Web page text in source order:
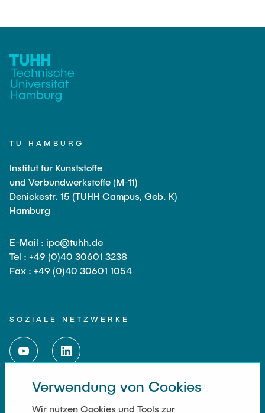
TU HAMBURG
Institut für Kunststoffe
und Verbundwerkstoffe (M-11)
Denickestr. 15 (TUHH Campus, Geb. K)
Hamburg
E-Mail : ipc@tuhh.de
Tel : +49 (0)40 30601 3238
Fax : +49 (0)40 30601 1054
SOZIALE NETZWERKE
WEITERFÜHRENDE LINKS
Verwendung von Cookies
Wir nutzen Cookies und Tools zur